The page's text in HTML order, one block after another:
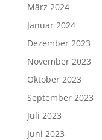
März 2024
Januar 2024
Dezember 2023
November 2023
Oktober 2023
September 2023
Juli 2023
Juni 2023